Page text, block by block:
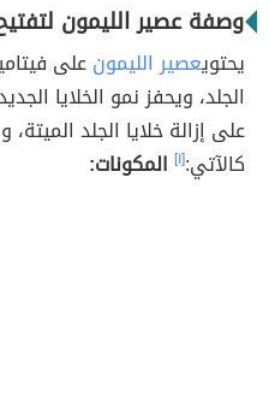
وصفة عصير الليمون
يحتويعصير الليمونعلى
الجلد، ويحفز نمو الخلايا
على إزالة خلايا الجلد
كالآتي:[١] المكونات: